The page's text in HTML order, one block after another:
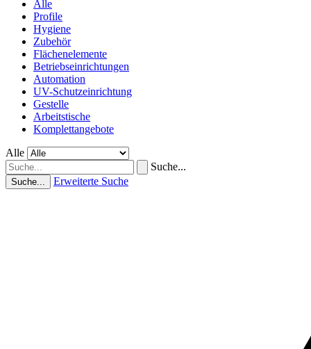
Alle
Profile
Hygiene
Zubehör
Flächenelemente
Betriebseinrichtungen
Automation
UV-Schutzeinrichtung
Gestelle
Arbeitstische
Komplettangebote
Alle
Suche...
Suche... Erweiterte Suche